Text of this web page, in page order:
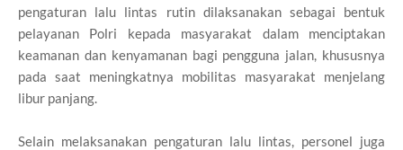
pengaturan lalu lintas rutin dilaksanakan sebagai bentuk
pelayanan Polri kepada masyarakat dalam menciptakan
keamanan dan kenyamanan bagi pengguna jalan, khususnya
pada saat meningkatnya mobilitas masyarakat menjelang
libur panjang.
Selain melaksanakan pengaturan lalu lintas, personel juga